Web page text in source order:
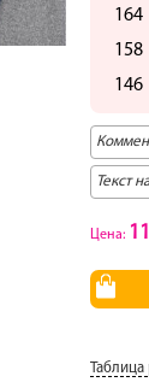
164
158
146
Цена:
Таблица